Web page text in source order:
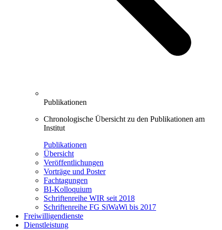
Publikationen
Chronologische Übersicht zu den Publikationen am
Institut
Publikationen
Übersicht
Veröffentlichungen
Vorträge und Poster
Fachtagungen
BI-Kolloquium
Schriftenreihe WIR seit 2018
Schriftenreihe FG SiWaWi bis 2017
Freiwilligendienste
Dienstleistung